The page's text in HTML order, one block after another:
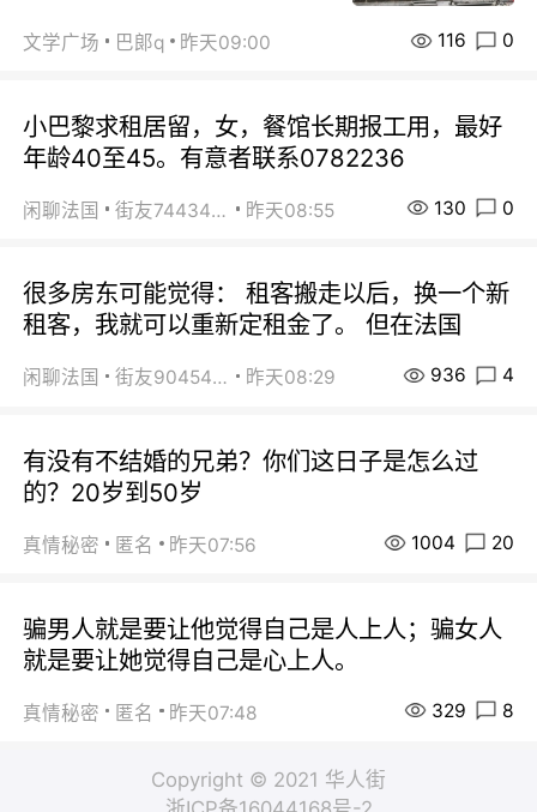
文学广场 巴郞q 昨天09:00 116 0
小巴黎求租居留，女，餐馆长期报工用，最好
年龄40至45。有意者联系0782236
闲聊法国 街友74434350 昨天08:55 130 0
很多房东可能觉得： 租客搬走以后，换一个新
租客，我就可以重新定租金了。 但在法国
闲聊法国 街友90454511 昨天08:29 936 4
有没有不结婚的兄弟？你们这日子是怎么过
的？20岁到50岁
真情秘密 匿名 昨天07:56 1004 20
骗男人就是要让他觉得自己是人上人；骗女人
就是要让她觉得自己是心上人。
真情秘密 匿名 昨天07:48 329 8
Copyright © 2021 华人街